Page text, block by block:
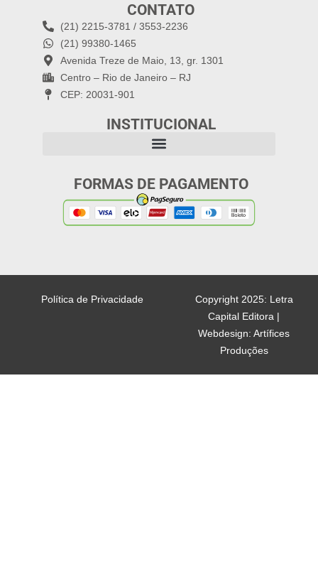
CONTATO
(21) 2215-3781 / 3553-2236
(21) 99380-1465
Avenida Treze de Maio, 13, gr. 1301
Centro – Rio de Janeiro – RJ
CEP: 20031-901
INSTITUCIONAL
FORMAS DE PAGAMENTO
Copyright 2025: Letra
Capital Editora |
Webdesign: Artífices
Produções
Política de Privacidade